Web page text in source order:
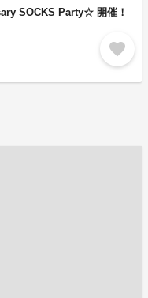
SOCKS Party☆ 開催！
favorite